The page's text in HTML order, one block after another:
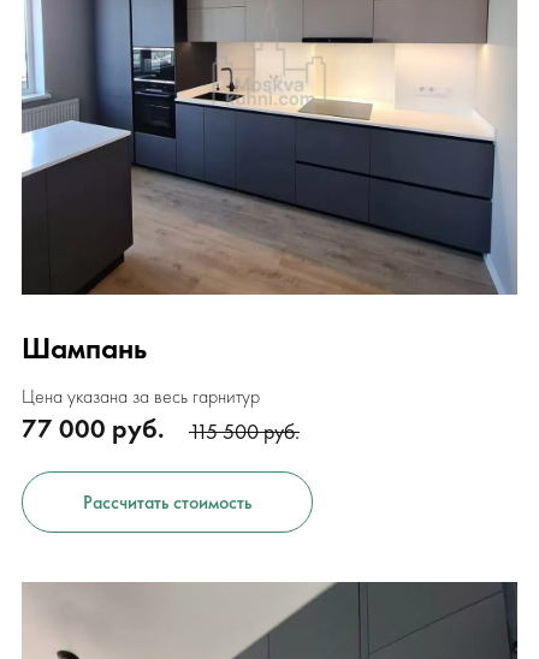
Шампань
Цена указана за весь гарнитур
77 000 руб. 115 500 руб.
Рассчитать стоимость